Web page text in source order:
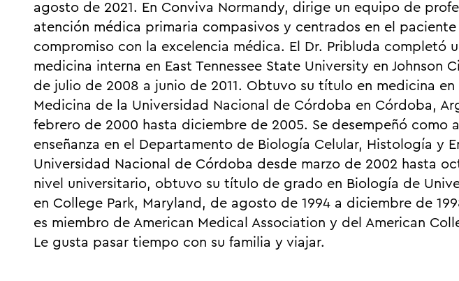
agosto de 2021. En Conviva Normandy, dirige un equipo de
atención médica primaria compasivos y centrados en el paciente
compromiso con la excelencia médica. El Dr. Pribluda completó
medicina interna en East Tennessee State University en Johnson
de julio de 2008 a junio de 2011. Obtuvo su título en medicina
Medicina de la Universidad Nacional de Córdoba en Córdoba,
febrero de 2000 hasta diciembre de 2005. Se desempeñó como
enseñanza en el Departamento de Biología Celular, Histología y
Universidad Nacional de Córdoba desde marzo de 2002 hasta
nivel universitario, obtuvo su título de grado en Biología de
en College Park, Maryland, de agosto de 1994 a diciembre de
es miembro de American Medical Association y del American
Le gusta pasar tiempo con su familia y viajar.